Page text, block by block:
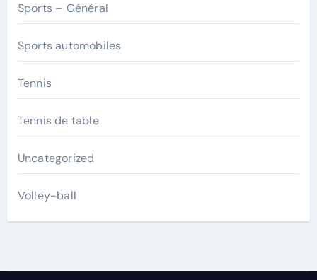
Sports – Général
Sports automobiles
Tennis
Tennis de table
Uncategorized
Volley-ball